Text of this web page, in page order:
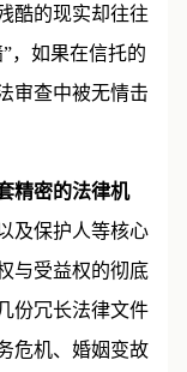
酷的现实却往往
，如果在信托的
审查中被无情击
精密的法律机
及保护人等核心
与受益权的彻底
份冗长法律文件
危机、婚姻变故